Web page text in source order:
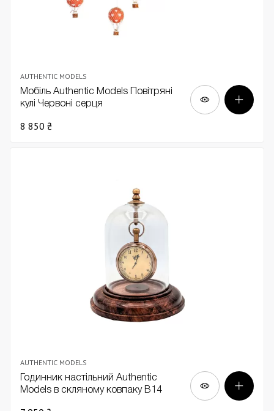
AUTHENTIC MODELS
Мобіль Authentic Models Повітряні
кулі Червоні серця
8 850 ₴
AUTHENTIC MODELS
Годинник настільний Authentic
Models в скляному ковпаку В14